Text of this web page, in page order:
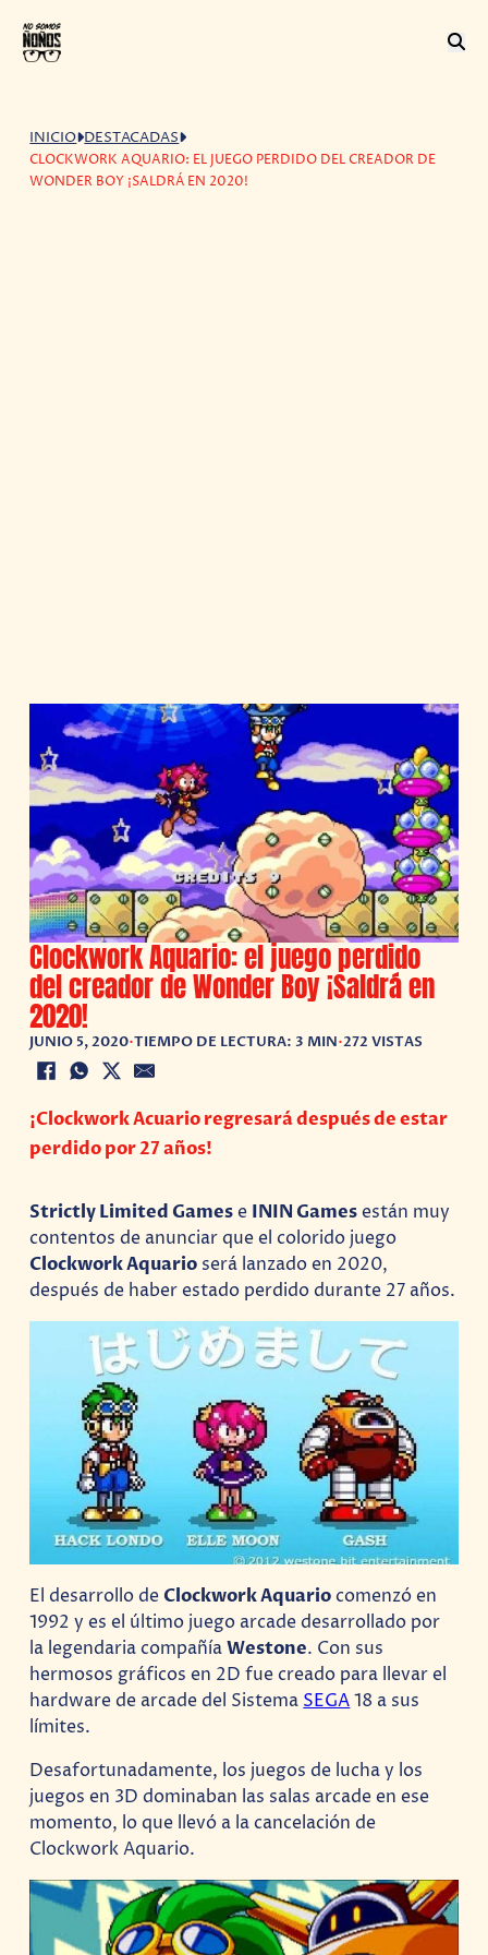
INICIO DESTACADAS
CLOCKWORK AQUARIO: EL JUEGO PERDIDO DEL CREADOR DE
WONDER BOY ¡SALDRÁ EN 2020!
Clockwork Aquario: el juego perdido
del creador de Wonder Boy ¡Saldrá en
2020!
JUNIO 5, 2020•TIEMPO DE LECTURA: 3 MIN•272 VISTAS
¡Clockwork Acuario regresará después de estar
perdido por 27 años!
Strictly Limited Gamese ININ Gamesestán muy
contentos de anunciar que el colorido juego
Clockwork Aquario será lanzado en 2020,
después de haber estado perdido durante 27 años.
El desarrollo de Clockwork Aquariocomenzó en
1992 y es el último juego arcade desarrollado por
la legendaria compañíaWestone. Con sus
hermosos gráficos en 2D fue creado para llevar el
hardware de arcade del Sistema SEGA18 a sus
límites.
Desafortunadamente, los juegos de lucha y los
juegos en 3D dominaban las salas arcade en ese
momento, lo que llevó a la cancelación de
Clockwork Aquario.